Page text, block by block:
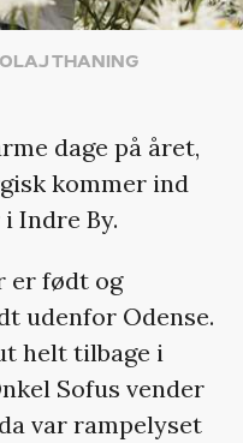
THANING
dage på året,
kommer ind
Indre By.
er født og
udenfor Odense.
helt tilbage i
Sofus vender
var rampelyset